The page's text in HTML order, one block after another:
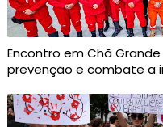
Encontro em Chã
prevenção e combate a